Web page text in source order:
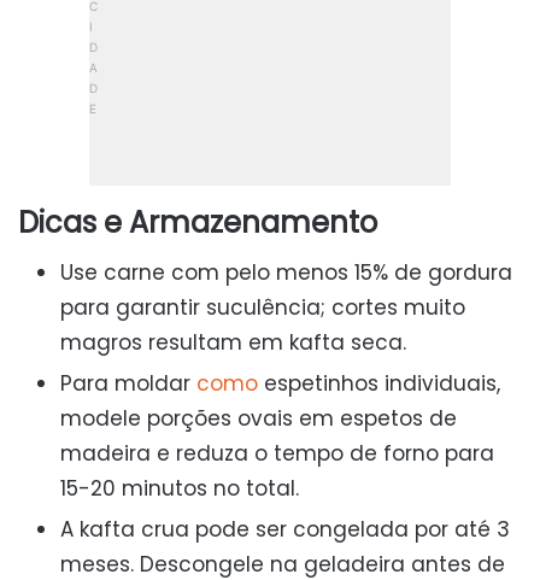
Dicas e Armazenamento
Use carne com pelo menos 15% de gordura
para garantir suculência; cortes muito
magros resultam em kafta seca.
Para moldar como espetinhos individuais,
modele porções ovais em espetos de
madeira e reduza o tempo de forno para
15-20 minutos no total.
A kafta crua pode ser congelada por até 3
meses. Descongele na geladeira antes de